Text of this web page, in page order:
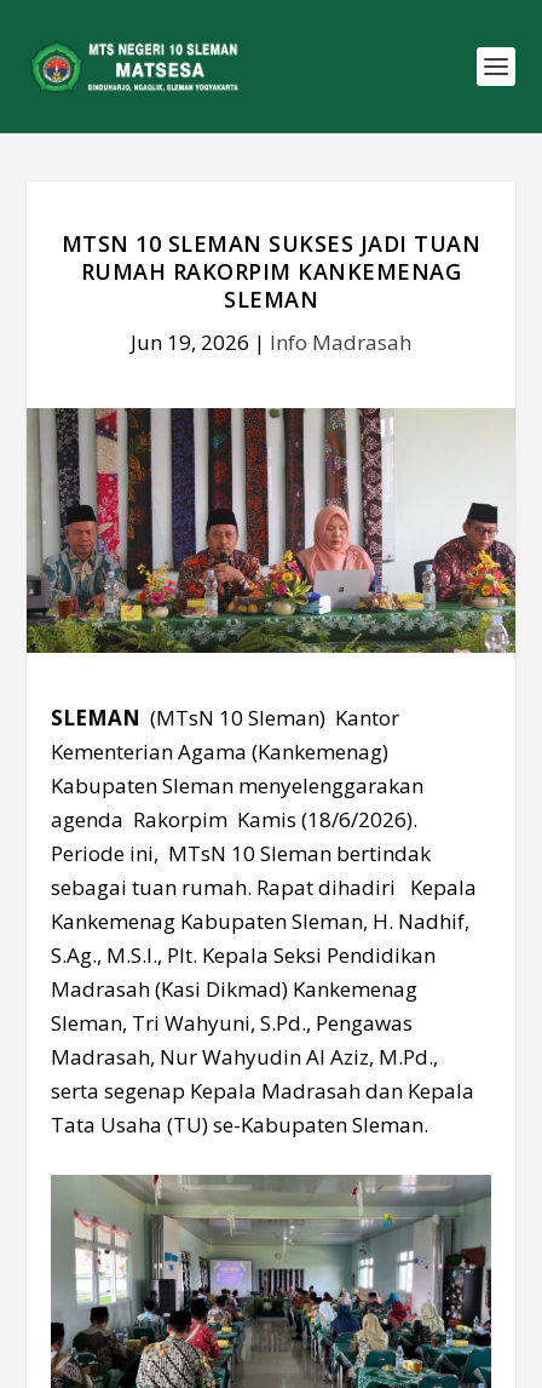
MTSN 10 SLEMAN SUKSES JADI TUAN
RUMAH RAKORPIM KANKEMENAG
SLEMAN
Jun 19, 2026 | Info Madrasah
SLEMAN (MTsN 10 Sleman) Kantor
Kementerian Agama (Kankemenag)
Kabupaten Sleman menyelenggarakan
agenda Rakorpim Kamis (18/6/2026).
Periode ini, MTsN 10 Sleman bertindak
sebagai tuan rumah. Rapat dihadiri Kepala
Kankemenag Kabupaten Sleman, H. Nadhif,
S.Ag., M.S.I., Plt. Kepala Seksi Pendidikan
Madrasah (Kasi Dikmad) Kankemenag
Sleman, Tri Wahyuni, S.Pd., Pengawas
Madrasah, Nur Wahyudin Al Aziz, M.Pd.,
serta segenap Kepala Madrasah dan Kepala
Tata Usaha (TU) se-Kabupaten Sleman.